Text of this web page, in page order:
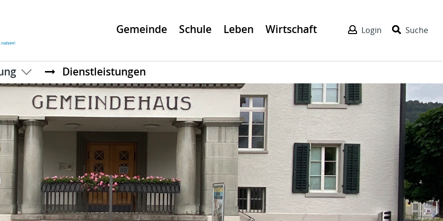
Gemeinde Schule Leben Wirtschaft Login Suche
Dienstleistungen